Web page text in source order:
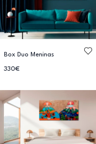
Box Duo Meninas
330€